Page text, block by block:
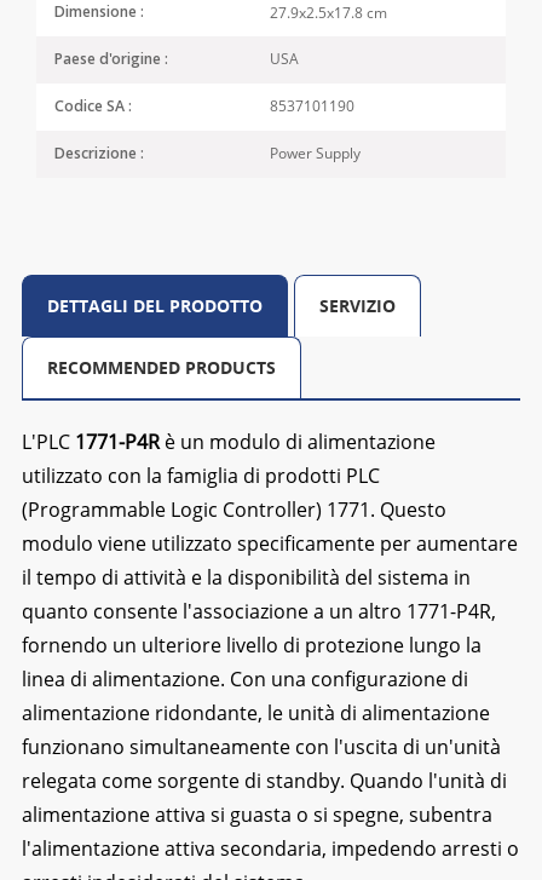
Dimensione : 27.9x2.5x17.8 cm
Paese d'origine : USA
Codice SA : 8537101190
Descrizione : Power Supply
DETTAGLI DEL PRODOTTO SERVIZIO
RECOMMENDED PRODUCTS
L'PLC 1771-P4Rè un modulo di alimentazione
utilizzato con la famiglia di prodotti PLC
(Programmable Logic Controller) 1771. Questo
modulo viene utilizzato specificamente per aumentare
il tempo di attività e la disponibilità del sistema in
quanto consente l'associazione a un altro 1771-P4R,
fornendo un ulteriore livello di protezione lungo la
linea di alimentazione. Con una configurazione di
alimentazione ridondante, le unità di alimentazione
funzionano simultaneamente con l'uscita di un'unità
relegata come sorgente di standby. Quando l'unità di
alimentazione attiva si guasta o si spegne, subentra
l'alimentazione attiva secondaria, impedendo arresti o